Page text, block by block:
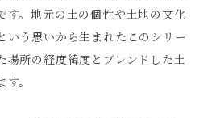
Products
す。地元の土の個性や土地の文化
いう思いから生まれたこのシリー
場所の経度緯度とブレンドした土
。